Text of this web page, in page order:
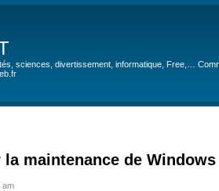
sciences, divertissement, informatique, Free,…
maintenance de Windows
am